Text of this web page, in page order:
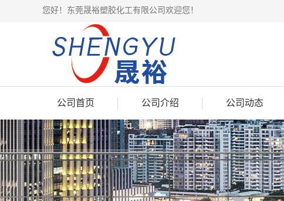
您好！东莞晟裕塑胶化工有限公司欢迎您！
公司首页 公司介绍 公司动态